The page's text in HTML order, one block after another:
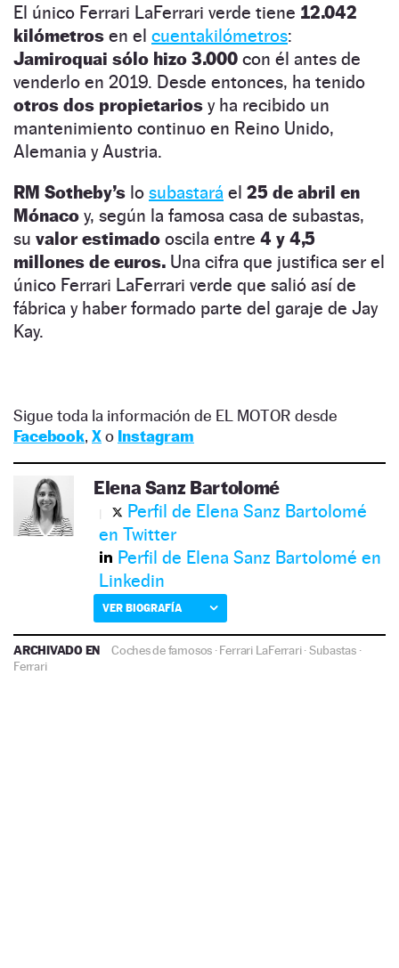
El único Ferrari LaFerrari verde tiene 12.042
kilómetros en el cuentakilómetros:
Jamiroquai sólo hizo 3.000 con él antes de
venderlo en 2019. Desde entonces, ha tenido
otros dos propietarios y ha recibido un
mantenimiento continuo en Reino Unido,
Alemania y Austria.
RM Sotheby’s lo subastará el 25 de abril en
Mónaco y, según la famosa casa de subastas,
su valor estimado oscila entre 4 y 4,5
millones de euros. Una cifra que justifica ser el
único Ferrari LaFerrari verde que salió así de
fábrica y haber formado parte del garaje de Jay
Kay.
Sigue toda la información de EL MOTOR desde
Facebook, Xo Instagram
Elena Sanz Bartolomé
Perfil de Elena Sanz Bartolomé
en Twitter
Perfil de Elena Sanz Bartolomé en
Linkedin
VER BIOGRAFÍA
ARCHIVADO EN Coches de famosos ·Ferrari LaFerrari·Subastas ·
Ferrari